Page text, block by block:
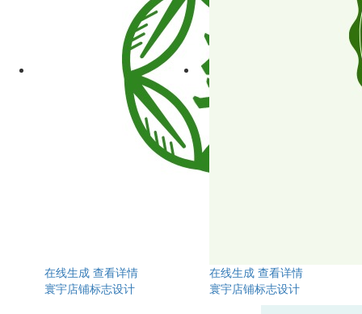
在线生成 查看详情
寰宇店铺标志设计
在线生成 查看详情
寰宇店铺标志设计